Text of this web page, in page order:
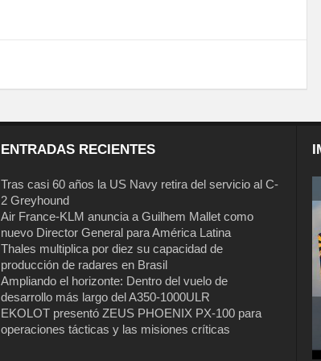
ENTRADAS RECIENTES
Tras casi 60 años la US Navy retira del servicio al C-
2 Greyhound
Air France-KLM anuncia a Guilhem Mallet como
nuevo Director General para América Latina
Thales multiplica por diez su capacidad de
producción de radares en Brasil
Ampliando el horizonte: Dentro del vuelo de
desarrollo más largo del A350-1000ULR
EKOLOT presentó ZEUS PHOENIX PX-100 para
operaciones tácticas y las misiones críticas
Tras casi 60 años la US Navy retira del
servicio al C-2 Greyhound